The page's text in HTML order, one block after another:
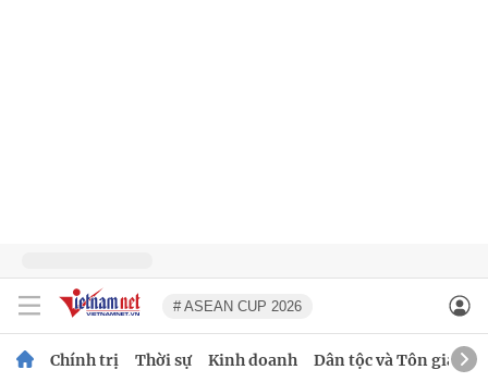
# ASEAN CUP 2026
Chính trị Thời sự Kinh doanh Dân tộc và Tôn giáo